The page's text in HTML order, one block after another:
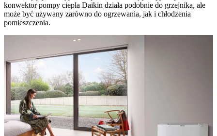
konwektor pompy ciepła Daikin działa podobnie do grzejnika, ale
może być używany zarówno do ogrzewania, jak i chłodzenia
pomieszczenia.